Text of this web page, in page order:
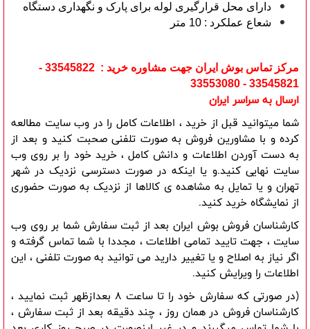
دارای محل قرارگیری لوله برای پارک و نگهداری دستگاه
شعاع عملکرد : 10 متر
مرکز تماس بوش ایران جهت مشاوره خرید : 33545822 -
33545821 - 33553080
ارسال به سراسر ایران
از نمایشگاه خرید کنید.
اطلاعات را ویرایش کنید.